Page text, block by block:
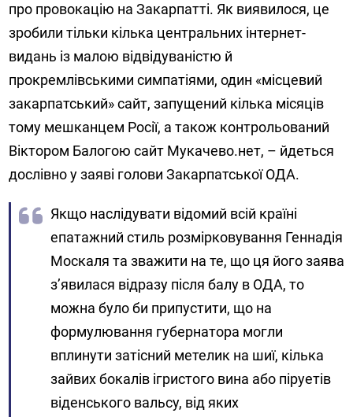
про провокацію на Закарпатті. Як виявилося, це
зробили тільки кілька центральних інтернет-
видань із малою відвідуваністю й
прокремлівськими симпатіями, один «місцевий
закарпатський» сайт, запущений кілька місяців
тому мешканцем Росії, а також контрольований
Віктором Балогою сайт Мукачево.нет, – йдеться
дослівно у заяві голови Закарпатської ОДА.
Якщо наслідувати відомий всій країні
епатажний стиль розмірковування Геннадія
Москаля та зважити на те, що ця його заява
з’явилася відразу після балу в ОДА, то
можна було би припустити, що на
формулювання губернатора могли
вплинути затісний метелик на шиї, кілька
зайвих бокалів ігристого вина або піруетів
віденського вальсу, від яких